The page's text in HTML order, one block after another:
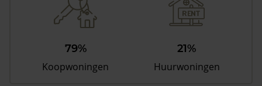
79%
Koopwoningen
21%
Huurwoningen